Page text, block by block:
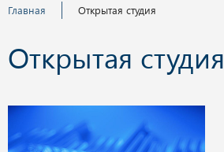
Главная Открытая студия
Открытая студия